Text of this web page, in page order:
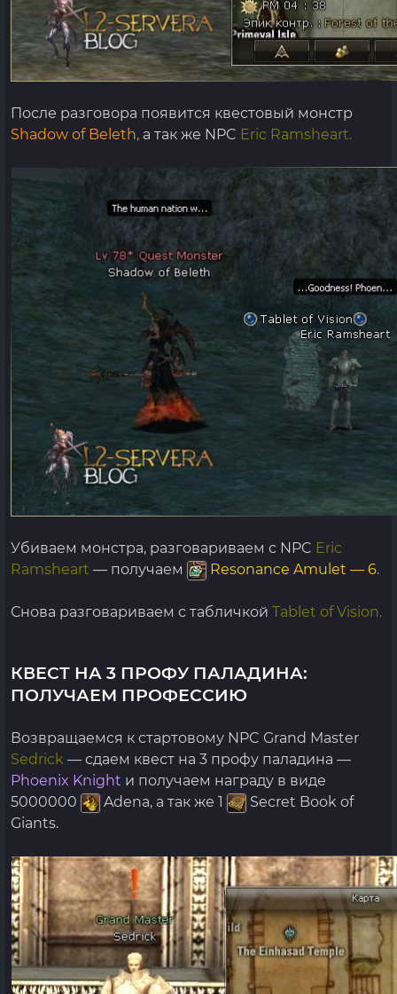
После разговора появится квестовый монстр
Shadow of Beleth, а так же NPC Eric Ramsheart.
Убиваем монстра, разговариваем с NPC Eric
Ramsheart — получаем Resonance Amulet — 6.
Снова разговариваем с табличкой Tablet of Vision.
КВЕСТ НА 3 ПРОФУ ПАЛАДИНА:
ПОЛУЧАЕМ ПРОФЕССИЮ
Возвращаемся к стартовому NPC Grand Master
Sedrick — сдаем квест на 3 профу паладина —
Phoenix Knight и получаем награду в виде
5000000
Adena, а так же 1
Secret Book of
Giants.